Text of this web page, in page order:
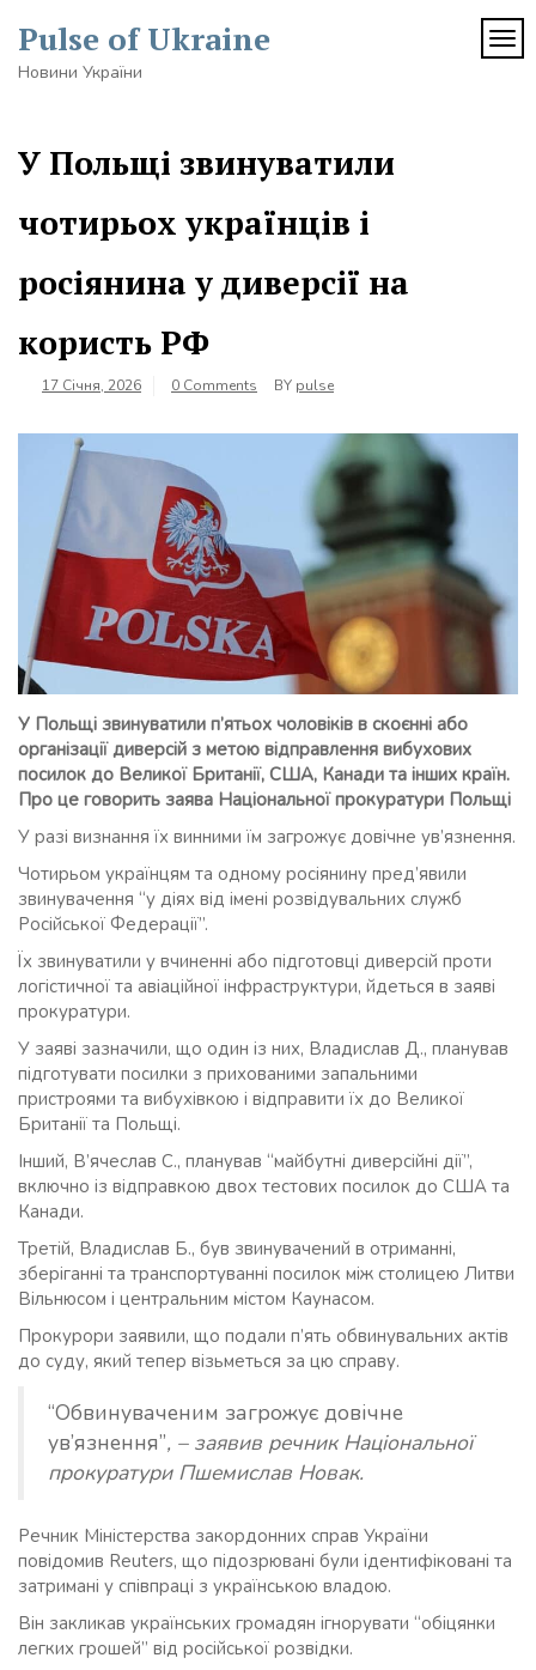
content
Pulse of Ukraine
Новини України
У Польщі звинуватили
чотирьох українців і
росіянина у диверсії на
користь РФ
17 Січня, 2026 0 Comments BY pulse
У Польщі звинуватили п’ятьох чоловіків в скоєнні або
організації диверсій з метою відправлення вибухових
посилок до Великої Британії, США, Канади та інших країн.
Про це говорить заява Національної прокуратури Польщі
У разі визнання їх винними їм загрожує довічне ув’язнення.
Чотирьом українцям та одному росіянину пред’явили
звинувачення “у діях від імені розвідувальних служб
Російської Федерації”.
Їх звинуватили у вчиненні або підготовці диверсій проти
логістичної та авіаційної інфраструктури, йдеться в заяві
прокуратури.
У заяві зазначили, що один із них, Владислав Д., планував
підготувати посилки з прихованими запальними
пристроями та вибухівкою і відправити їх до Великої
Британії та Польщі.
Інший, В’ячеслав С., планував “майбутні диверсійні дії”,
включно із відправкою двох тестових посилок до США та
Канади.
Третій, Владислав Б., був звинувачений в отриманні,
зберіганні та транспортуванні посилок між столицею Литви
Вільнюсом і центральним містом Каунасом.
Прокурори заявили, що подали п’ять обвинувальних актів
до суду, який тепер візьметься за цю справу.
“Обвинуваченим загрожує довічне
ув’язнення”, – заявив речник Національної
прокуратури Пшемислав Новак.
Речник Міністерства закордонних справ України
повідомив Reuters, що підозрювані були ідентифіковані та
затримані у співпраці з українською владою.
Він закликав українських громадян ігнорувати “обіцянки
легких грошей” від російської розвідки.